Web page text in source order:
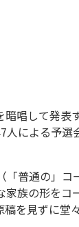
唱して発表
による予選
「普通の」
族の形をコ
を見ずに堂